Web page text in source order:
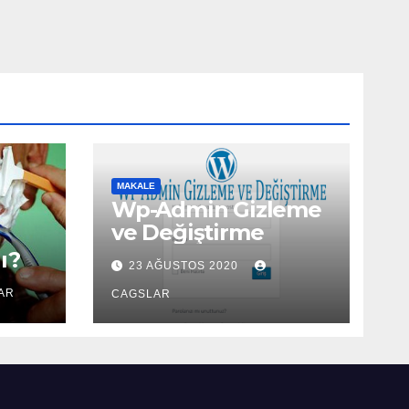
MAKALE
Wp-Admin Gizleme
ve Değiştirme
23 AĞUSTOS 2020
CAGSLAR